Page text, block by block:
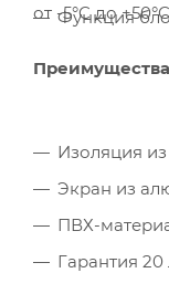
Функция
от -5°C до
Изоляция
Экран из
ПВХ-
Гарантия 20